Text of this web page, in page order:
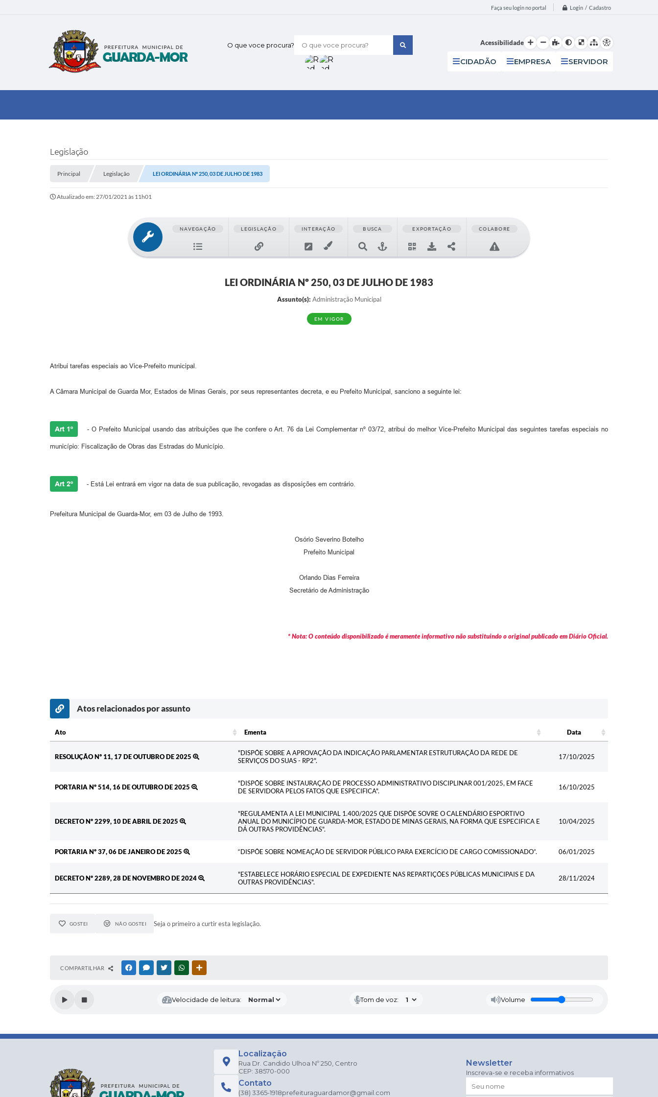
Faça seu login no portal Login / Cadastro
O que voce procura? Acessibilidade
CIDADÃO EMPRESA SERVIDOR
Legislação
Principal Legislação LEI ORDINÁRIA Nº 250, 03 DE JULHO DE 1983
Atualizado em: 27/01/2021 às 11h01
NAVEGAÇÃO LEGISLAÇÃO INTERAÇÃO BUSCA EXPORTAÇÃO COLABORE
LEI ORDINÁRIA Nº 250, 03 DE JULHO DE 1983
Assunto(s): Administração Municipal
EM VIGOR
Atribui tarefas especiais ao Vice-Prefeito municipal.
A Câmara Municipal de Guarda Mor, Estados de Minas Gerais, por seus representantes decreta, e eu Prefeito Municipal, sanciono a seguinte lei:
Art 1º - O Prefeito Municipal usando das atribuições que lhe confere o Art. 76 da Lei Complementar nº 03/72, atribui do melhor Vice-Prefeito Municipal das seguintes tarefas especiais no
município: Fiscalização de Obras das Estradas do Município.
Art 2º - Está Lei entrará em vigor na data de sua publicação, revogadas as disposições em contrário.
Prefeitura Municipal de Guarda-Mor, em 03 de Julho de 1993.
Osório Severino Botelho
Prefeito Municipal
Orlando Dias Ferreira
Secretário de Administração
* Nota: O conteúdo disponibilizado é meramente informativo não substituindo o original publicado em Diário Oficial.
Atos relacionados por assunto
Ato Ementa
Data
RESOLUÇÃO Nº 11, 17 DE OUTUBRO DE 2025
"DISPÕE SOBRE A APROVAÇÃO DA INDICAÇÃO PARLAMENTAR ESTRUTURAÇÃO DA REDE DE
SERVIÇOS DO SUAS - RP2".
17/10/2025
PORTARIA Nº 514, 16 DE OUTUBRO DE 2025
"DISPÕE SOBRE INSTAURAÇÃO DE PROCESSO ADMINISTRATIVO DISCIPLINAR 001/2025, EM FACE
DE SERVIDORA PELOS FATOS QUE ESPECIFICA".
16/10/2025
DECRETO Nº 2299, 10 DE ABRIL DE 2025
"REGULAMENTA A LEI MUNICIPAL 1.400/2025 QUE DISPÕE SOVRE O CALENDÁRIO ESPORTIVO
ANUAL DO MUNICÍPIO DE GUARDA-MOR, ESTADO DE MINAS GERAIS, NA FORMA QUE ESPECIFICA E
DÁ OUTRAS PROVIDÊNCIAS".
10/04/2025
PORTARIA Nº 37, 06 DE JANEIRO DE 2025 “DISPÕE SOBRE NOMEAÇÃO DE SERVIDOR PÚBLICO PARA EXERCÍCIO DE CARGO COMISSIONADO”. 06/01/2025
DECRETO Nº 2289, 28 DE NOVEMBRO DE 2024
"ESTABELECE HORÁRIO ESPECIAL DE EXPEDIENTE NAS REPARTIÇÕES PÚBLICAS MUNICIPAIS E DA
OUTRAS PROVIDÊNCIAS".
28/11/2024
GOSTEI NÃO GOSTEI Seja o primeiro a curtir esta legislação.
COMPARTILHAR FACEBOOKMESSENGER
TWITTERWHATSAPP
Velocidade de leitura: Tom de voz: Volume
Localização
Rua Dr. Candido Ulhoa Nº 250, Centro
CEP: 38570-000
Contato
(38) 3365-1918prefeituraguardamor@gmail.com
Newsletter
Inscreva-se e receba informativos